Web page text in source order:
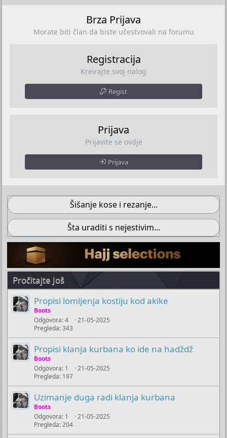
Brza Prijava
Morate biti član da biste učestvovali na forumu
Registracija
Kreirajte svoj nalog
Regist
Prijava
Prijavite se ovdje
Prijava
Šišanje kose i rezanje...
Šta uraditi s nejestivim...
Pročitajte Još
Propisi lomljenja kostiju kod akike
Boots
Odgovora 4
Pregleda 343
21-05-2025
Propisi klanja kurbana ko ide na hadždž
Boots
Odgovora 1
Pregleda 197
21-05-2025
Uzimanje duga radi klanja kurbana
Boots
Odgovora 1
Pregleda 204
21-05-2025